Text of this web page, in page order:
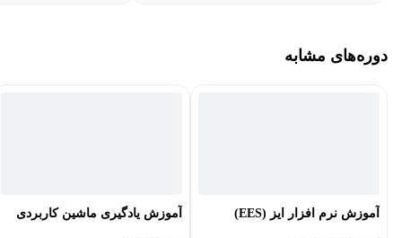
دوره‌های مشابه
آموزش نرم افزار ایز (EES) آموزش یادگیری ماشین کاربردی